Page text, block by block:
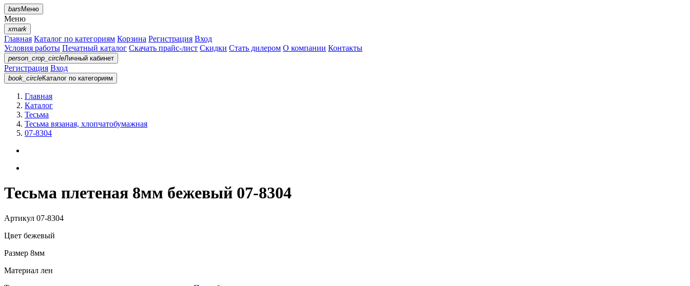
barsМеню
Меню
xmark
Главная Каталог по категориям Корзина Регистрация Вход
Условия работы Печатный каталог Скачать прайс-лист Скидки Стать дилером О компании Контакты
person_crop_circleЛичный кабинет
Регистрация Вход
book_circleКаталог по категориям
Главная
Каталог
Тесьма
Тесьма вязаная, хлопчатобумажная
07-8304
Тесьма плетеная 8мм бежевый 07-8304
Артикул 07-8304
Цвет бежевый
Размер 8мм
Материал лен